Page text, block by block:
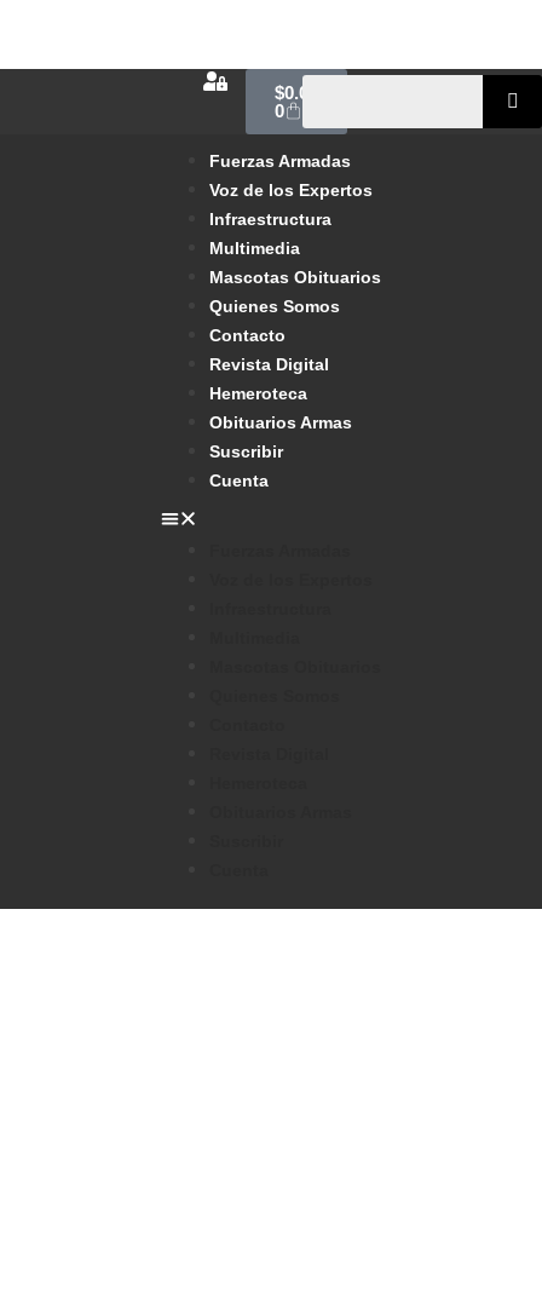
$0.00
0
Fuerzas Armadas
Voz de los Expertos
Infraestructura
Multimedia
Mascotas Obituarios
Quienes Somos
Contacto
Revista Digital
Hemeroteca
Obituarios Armas
Suscribir
Cuenta